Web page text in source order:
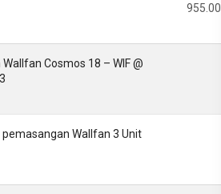
Cosmos 18 – WIF @
pemasangan Wallfan 3 Unit